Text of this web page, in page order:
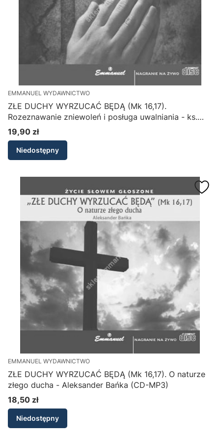
EMMANUEL WYDAWNICTWO
ZŁE DUCHY WYRZUCAĆ BĘDĄ (Mk 16,17).
Rozeznawanie zniewoleń i posługa uwalniania - ks.
Krzysztof Matuszewski (CD-MP3)
Cena
19,90 zł
Niedostępny
EMMANUEL WYDAWNICTWO
ZŁE DUCHY WYRZUCAĆ BĘDĄ (Mk 16,17). O naturze
złego ducha - Aleksander Bańka (CD-MP3)
Cena
18,50 zł
Niedostępny